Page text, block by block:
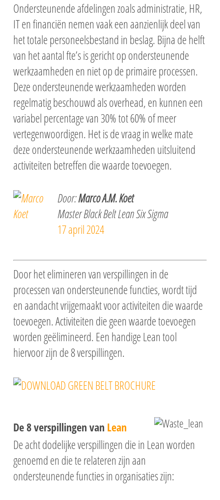
Ondersteunende afdelingen zoals administratie, HR,
IT en financiën nemen vaak een aanzienlijk deel van
het totale personeelsbestand in beslag. Bijna de helft
van het aantal fte’s is gericht op ondersteunende
werkzaamheden en niet op de primaire processen.
Deze ondersteunende werkzaamheden worden
regelmatig beschouwd als overhead, en kunnen een
variabel percentage van 30% tot 60% of meer
vertegenwoordigen. Het is de vraag in welke mate
deze ondersteunende werkzaamheden uitsluitend
activiteiten betreffen die waarde toevoegen.
Door:Marco A.M. Koet
Master Black Belt Lean Six Sigma
17 april 2024
Door het elimineren van verspillingen in de
processen van ondersteunende functies, wordt tijd
en aandacht vrijgemaakt voor activiteiten die waarde
toevoegen. Activiteiten die geen waarde toevoegen
worden geëlimineerd. Een handige Lean tool
hiervoor zijn de 8 verspillingen.
De 8 verspillingen van Lean
De acht dodelijke verspillingen die in Lean worden
genoemd en die te relateren zijn aan
ondersteunende functies in organisaties zijn: